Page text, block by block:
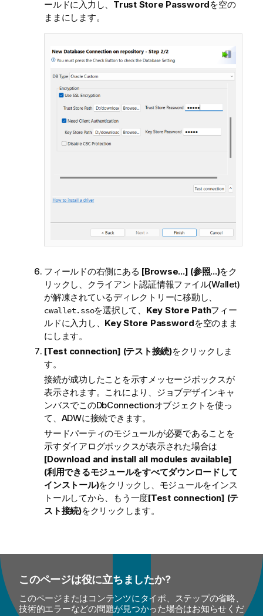
ールドに入力し、 Trust Store Passwordを空の
ままにします。
フィールドの右側にある [Browse...] (参照...)をク
リックし、クライアント認証情報ファイル(Wallet)
が解凍されているディレクトリーに移動し、
cwallet.ssoを選択して、 Key Store Pathフィー
ルドに入力し、 Key Store Passwordを空のまま
にします。
[Test connection] (テスト接続)をクリックしま
す。
接続が成功したことを示すメッセージボックスが
表示されます。これにより、ジョブデザインキャ
ンバスでこのDbConnectionオブジェクトを使っ
て、ADWに接続できます。
サードパーティのモジュールが必要であることを
示すダイアログボックスが表示された場合は
[Download and install all modules available]
(利用できるモジュールをすべてダウンロードして
インストール)をクリックし、モジュールをインス
トールしてから、もう一度[Test connection] (テ
スト接続)をクリックします。
このページは役に立ちましたか?
このページまたはコンテンツにタイポ、ステップの省略、
技術的エラーなどの問題が見つかった場合はお知らせくだ